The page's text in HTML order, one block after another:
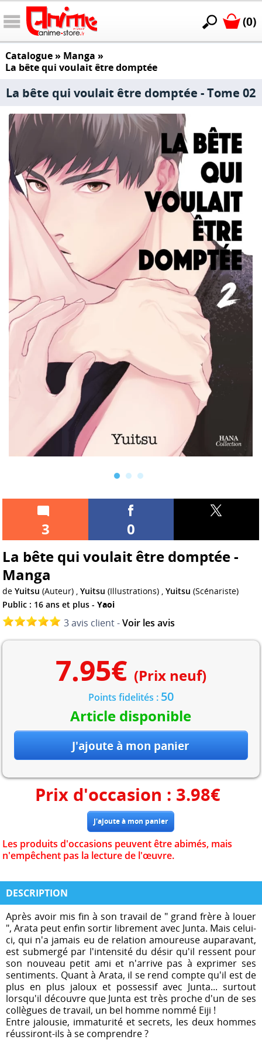
(0)
Catalogue» Manga »
La bête qui voulait être domptée
La bête qui voulait être domptée - Tome 02
3
0
La bête qui voulait être domptée -
Manga
deYuitsu (Auteur) ,Yuitsu (Illustrations) ,Yuitsu (Scénariste)
Public : 16 ans et plus -Yaoi
3 avis client -Voir les avis
7.95€ (Prix neuf)
Points fidelités : 50
Article disponible
Prix d'occasion : 3.98€
Les produits d'occasions peuvent être abimés, mais
n'empêchent pas la lecture de l'œuvre.
DESCRIPTION
Après avoir mis fin à son travail de " grand frère à louer
", Arata peut enfin sortir librement avec Junta. Mais celui-
ci, qui n'a jamais eu de relation amoureuse auparavant,
est submergé par l'intensité du désir qu'il ressent pour
son nouveau petit ami et n'arrive pas à exprimer ses
sentiments. Quant à Arata, il se rend compte qu'il est de
plus en plus jaloux et possessif avec Junta... surtout
lorsqu'il découvre que Junta est très proche d'un de ses
collègues de travail, un bel homme nommé Eiji !
Entre jalousie, immaturité et secrets, les deux hommes
réussiront-ils à se comprendre ?